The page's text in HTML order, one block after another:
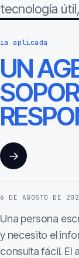
tecnología
ia aplicada
UN
→
6 DE AGOSTO DE
Una persona
y necesito el
consulta fácil. El